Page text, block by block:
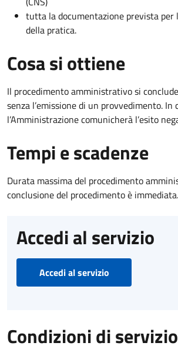
tutta la documentazione prevista per
della pratica.
Cosa si ottiene
Il procedimento amministrativo si
senza l’emissione di un provvedimento. In
l’Amministrazione comunicherà l’esito
Tempi e scadenze
Durata massima del procedimento
conclusione del procedimento è immediata.
Accedi al servizio
Accedi al servizio
Condizioni di servizio